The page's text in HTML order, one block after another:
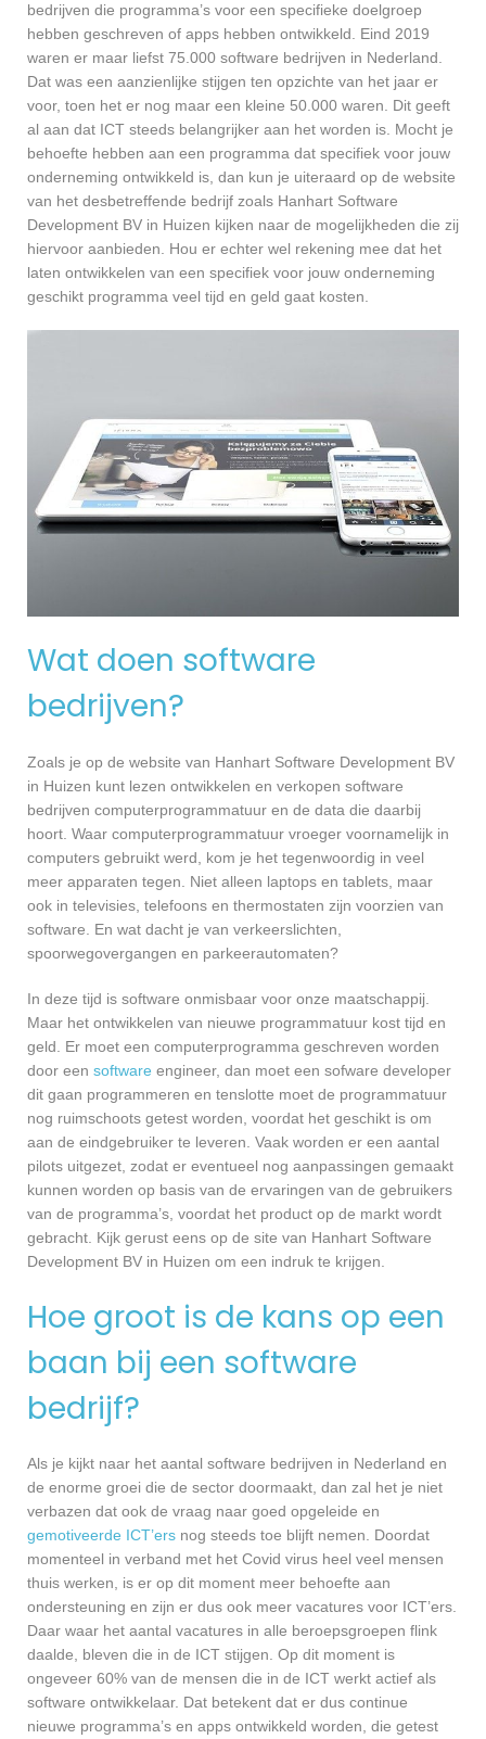
bedrijven die programma’s voor een specifieke doelgroep
hebben geschreven of apps hebben ontwikkeld. Eind 2019
waren er maar liefst 75.000 software bedrijven in Nederland.
Dat was een aanzienlijke stijgen ten opzichte van het jaar er
voor, toen het er nog maar een kleine 50.000 waren. Dit geeft
al aan dat ICT steeds belangrijker aan het worden is. Mocht je
behoefte hebben aan een programma dat specifiek voor jouw
onderneming ontwikkeld is, dan kun je uiteraard op de website
van het desbetreffende bedrijf zoals Hanhart Software
Development BV in Huizen kijken naar de mogelijkheden die zij
hiervoor aanbieden. Hou er echter wel rekening mee dat het
laten ontwikkelen van een specifiek voor jouw onderneming
geschikt programma veel tijd en geld gaat kosten.
Wat doen software
bedrijven?
Zoals je op de website van Hanhart Software Development BV
in Huizen kunt lezen ontwikkelen en verkopen software
bedrijven computerprogrammatuur en de data die daarbij
hoort. Waar computerprogrammatuur vroeger voornamelijk in
computers gebruikt werd, kom je het tegenwoordig in veel
meer apparaten tegen. Niet alleen laptops en tablets, maar
ook in televisies, telefoons en thermostaten zijn voorzien van
software. En wat dacht je van verkeerslichten,
spoorwegovergangen en parkeerautomaten?
In deze tijd is software onmisbaar voor onze maatschappij.
Maar het ontwikkelen van nieuwe programmatuur kost tijd en
geld. Er moet een computerprogramma geschreven worden
door een software engineer, dan moet een sofware developer
dit gaan programmeren en tenslotte moet de programmatuur
nog ruimschoots getest worden, voordat het geschikt is om
aan de eindgebruiker te leveren. Vaak worden er een aantal
pilots uitgezet, zodat er eventueel nog aanpassingen gemaakt
kunnen worden op basis van de ervaringen van de gebruikers
van de programma’s, voordat het product op de markt wordt
gebracht. Kijk gerust eens op de site van Hanhart Software
Development BV in Huizen om een indruk te krijgen.
Hoe groot is de kans op een
baan bij een software
bedrijf?
Als je kijkt naar het aantal software bedrijven in Nederland en
de enorme groei die de sector doormaakt, dan zal het je niet
verbazen dat ook de vraag naar goed opgeleide en
gemotiveerde ICT’ers nog steeds toe blijft nemen. Doordat
momenteel in verband met het Covid virus heel veel mensen
thuis werken, is er op dit moment meer behoefte aan
ondersteuning en zijn er dus ook meer vacatures voor ICT’ers.
Daar waar het aantal vacatures in alle beroepsgroepen flink
daalde, bleven die in de ICT stijgen. Op dit moment is
ongeveer 60% van de mensen die in de ICT werkt actief als
software ontwikkelaar. Dat betekent dat er dus continue
nieuwe programma’s en apps ontwikkeld worden, die getest